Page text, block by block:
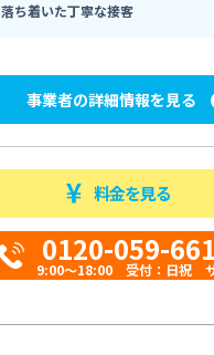
落ち着いた丁寧な接客
事業者の詳細情報を見る
料金を見る
0120-059-661
9:00〜18:00 受付：日祝